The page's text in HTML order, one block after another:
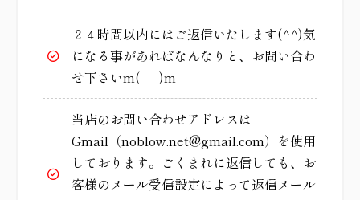
２４時間以内にはご返信いたします(^^)気
になる事があればなんなりと、お問い合わ
せ下さいm(_ _)m
当店のお問い合わせアドレスは
Gmail（noblow.net@gmail.com）を使用
しております。ごくまれに返信しても、お
客様のメール受信設定によって返信メール